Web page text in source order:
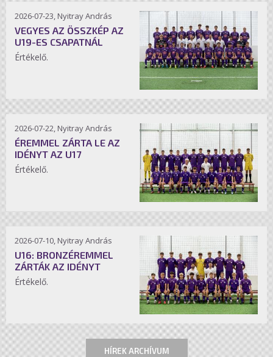
2026-07-23, Nyitray András
VEGYES AZ ÖSSZKÉP AZ
U19-ES CSAPATNÁL
Értékelő.
2026-07-22, Nyitray András
ÉREMMEL ZÁRTA LE AZ
IDÉNYT AZ U17
Értékelő.
2026-07-10, Nyitray András
U16: BRONZÉREMMEL
ZÁRTÁK AZ IDÉNYT
Értékelő.
HÍREK ARCHÍVUM